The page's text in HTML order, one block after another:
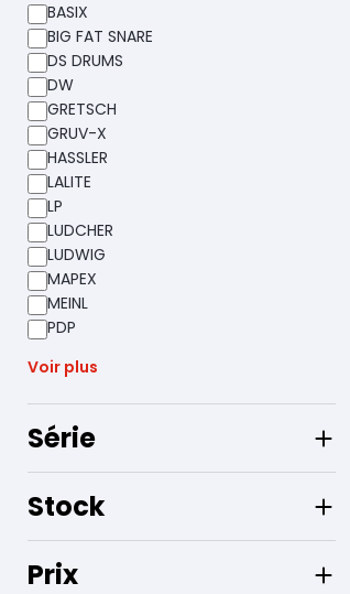
BASIX
BIG FAT SNARE
DS DRUMS
DW
GRETSCH
GRUV-X
HASSLER
LALITE
LP
LUDCHER
LUDWIG
MAPEX
MEINL
PDP
Voir plus
Série
Stock
Prix